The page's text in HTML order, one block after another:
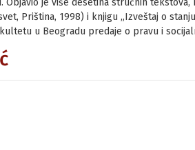
Priština, 1998) i knjigu „Izveštaj o
u Beogradu predaje o pravu i